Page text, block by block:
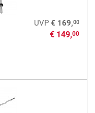
UVP € 169,00
€ 149,00